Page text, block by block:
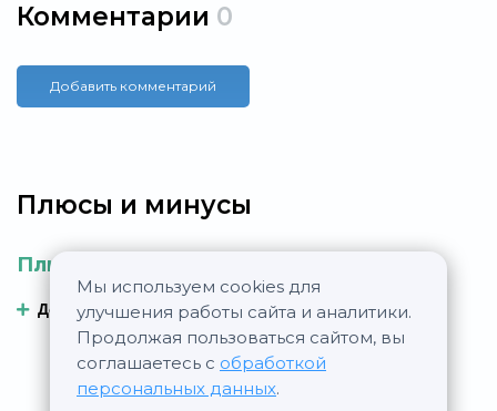
Мы используем cookies для
улучшения работы сайта и аналитики.
Продолжая пользоваться сайтом, вы
соглашаетесь с обработкой
персональных данных.
Комментарии 0
Добавить комментарий
Плюсы и минусы
Плюсы
Добавить плюс Добавить минус